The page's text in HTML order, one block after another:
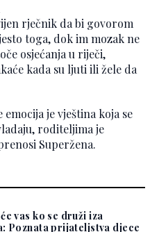
rječnik da bi govorom
toga, dok im mozak ne
osjećanja u riječi,
kada su ljuti ili žele da
je vještina koja se
roditeljima je
Superžena.
vas ko se druži iza
Poznata prijateljstva djece